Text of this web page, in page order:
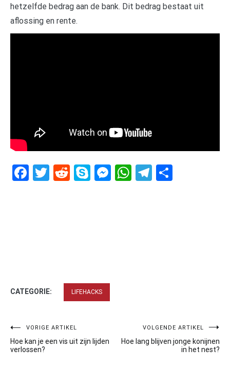
hetzelfde bedrag aan de bank. Dit bedrag bestaat uit
aflossing en rente.
Facebook
Twitter
RedditSkypeMessenger
WhatsApp
Telegram
CATEGORIE: LIFEHACKS
Bericht
navigatie
VORIGE ARTIKEL
Hoe kan je een vis uit zijn lijden
verlossen?
VOLGENDE ARTIKEL
Hoe lang blijven jonge konijnen
in het nest?